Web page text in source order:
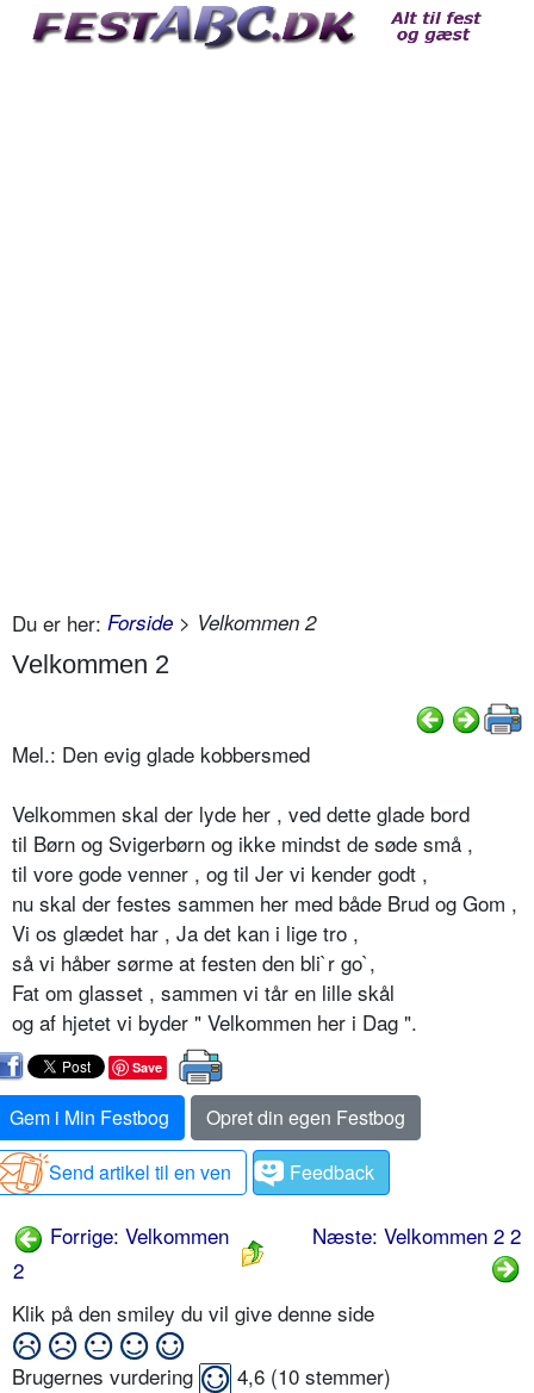
Du er her: Forside > Velkommen 2
Velkommen 2
Mel.: Den evig glade kobbersmed
Velkommen skal der lyde her , ved dette glade bord
til Børn og Svigerbørn og ikke mindst de søde små ,
til vore gode venner , og til Jer vi kender godt ,
nu skal der festes sammen her med både Brud og Gom ,
Vi os glædet har , Ja det kan i lige tro ,
så vi håber sørme at festen den bli`r go`,
Fat om glasset , sammen vi tår en lille skål
og af hjetet vi byder " Velkommen her i Dag ".
Save
Gem i Min Festbog
Opret din egen Festbog
Send artikel til en ven
Feedback
Forrige: Velkommen
2
Næste: Velkommen 2 2
Klik på den smiley du vil give denne side
Brugernes vurdering 4,6 (10 stemmer)